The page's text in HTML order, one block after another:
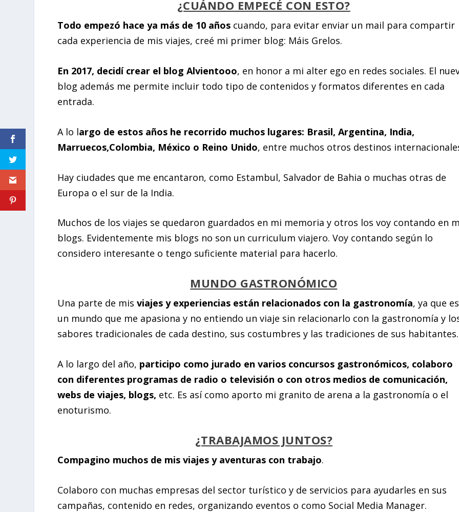
¿CUÁNDO EMPECÉ CON ESTO?
Todo empezó hace ya más de 10 añoscuando, para evitar enviar un mail para compartir
cada experiencia de mis viajes, creé mi primer blog: Máis Grelos.
En 2017, decidí crear el blog Alvientooo, en honor a mi alter ego en redes sociales. El
blog además me permite incluir todo tipo de contenidos y formatos diferentes en cada
entrada.
A lo largo de estos años he recorrido muchos lugares: Brasil, Argentina, India,
Marruecos,Colombia, México o Reino Unido, entre muchos otros destinos
Hay ciudades que me encantaron, como Estambul, Salvador de Bahia o muchas otras de
Europa o el sur de la India.
Muchos de los viajes se quedaron guardados en mi memoria y otros los voy contando en
blogs. Evidentemente mis blogs no son un curriculum viajero. Voy contando según lo
considero interesante o tengo suficiente material para hacerlo.
MUNDO GASTRONÓMICO
Una parte de mis viajes y experiencias están relacionados con la gastronomía, ya que es
un mundo que me apasiona y no entiendo un viaje sin relacionarlo con la gastronomía y
sabores tradicionales de cada destino, sus costumbres y las tradiciones de sus habitantes.
A lo largo del año, participo como jurado en varios concursos gastronómicos, colaboro
con diferentes programas de radio o televisión o con otros medios de comunicación,
webs de viajes, blogs, etc. Es así como aporto mi granito de arena a la gastronomía o el
enoturismo.
¿TRABAJAMOS JUNTOS?
Compagino muchos de mis viajes y aventuras con trabajo.
Colaboro con muchas empresas del sector turístico y de servicios para ayudarles en sus
campañas, contenido en redes, organizando eventos o como Social Media Manager.